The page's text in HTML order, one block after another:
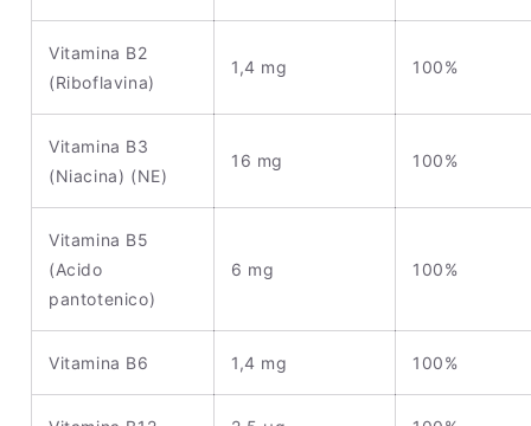
Vitamina B2
(Riboflavina)
1,4 mg 100%
Vitamina B3
(Niacina) (NE)
16 mg 100%
Vitamina B5
(Acido
pantotenico)
6 mg 100%
Vitamina B6 1,4 mg 100%